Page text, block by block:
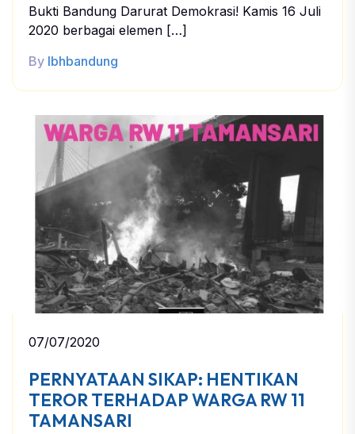
Bukti Bandung Darurat Demokrasi! Kamis 16 Juli
2020 berbagai elemen […]
By lbhbandung
07/07/2020
PERNYATAAN SIKAP: HENTIKAN
TEROR TERHADAP WARGA RW 11
TAMANSARI